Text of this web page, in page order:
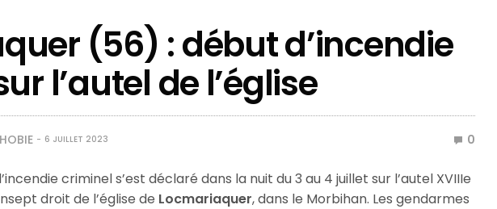
(56) : début d’incendie
l’autel de l’église
6 JUILLET 2023 0
criminel s’est déclaré dans la nuit du 3 au 4 juillet sur l’autel XVIIIe
droit de l’église de Locmariaquer, dans le Morbihan. Les gendarmes